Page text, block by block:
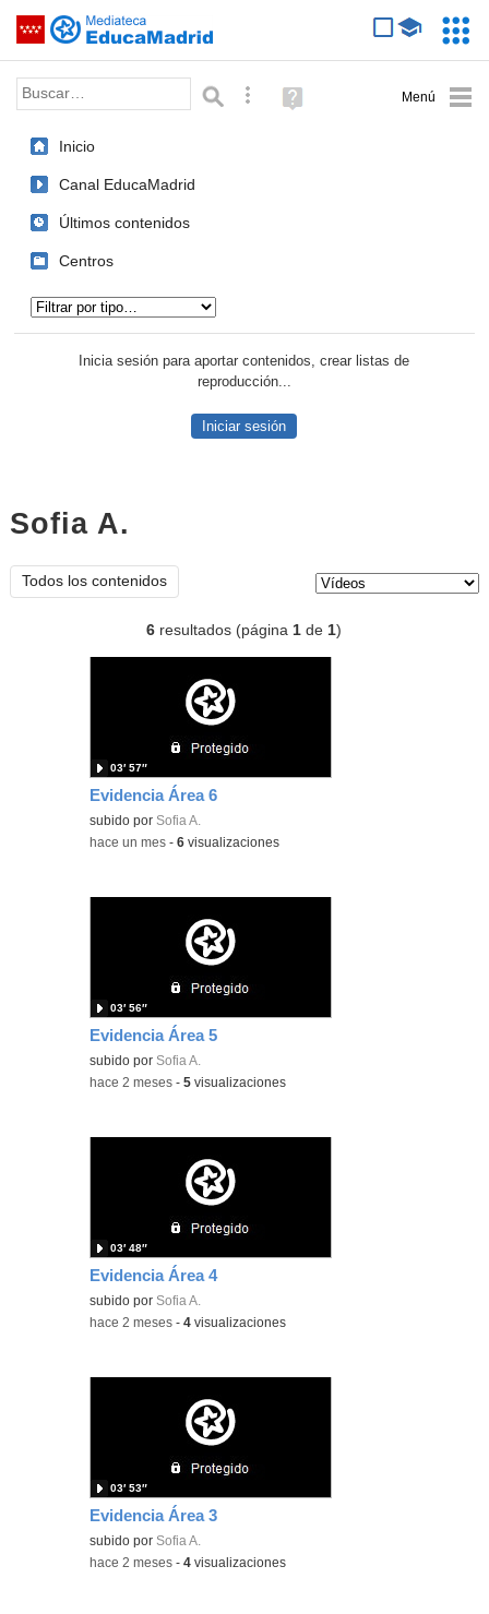
Saltar navegación
Palabra o frase: Búsqueda avanzada
Ayuda
(en
Inicio
Canal EducaMadrid
Últimos contenidos
Centros
Inicia sesión para aportar contenidos, crear listas de
reproducción...
Iniciar sesión
Sofia A.
Todos los contenidos
6 resultados (página1 de1)
Evidencia Área 6
subido por Sofia A.
03′ 57″
-hace un mes -6 visualizaciones
Evidencia Área 5
subido por Sofia A.
03′ 56″
-hace 2 meses -5 visualizaciones
Evidencia Área 4
subido por Sofia A.
03′ 48″
-hace 2 meses -4 visualizaciones
Evidencia Área 3
subido por Sofia A.
03′ 53″
-hace 2 meses -4 visualizaciones